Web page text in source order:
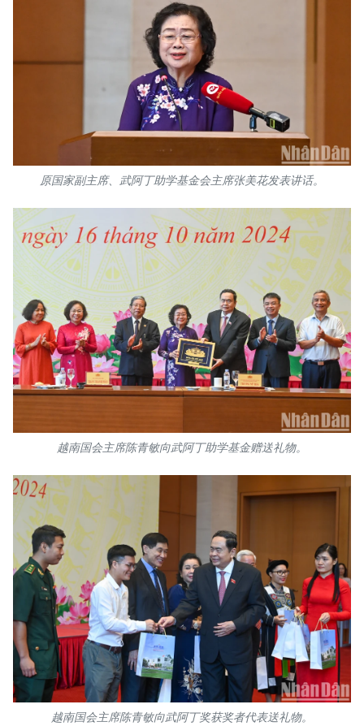
原国家副主席、武阿丁助学基金会主席张美花发表讲话。
越南国会主席陈青敏向武阿丁助学基金赠送礼物。
越南国会主席陈青敏向武阿丁奖获奖者代表送礼物。